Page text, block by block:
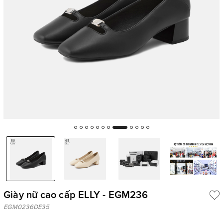
Giày nữ cao cấp ELLY - EGM236
EGM0236DE35